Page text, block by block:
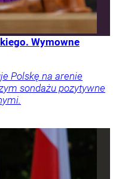
Wymowne
Polskę na arenie
sondażu pozytywne